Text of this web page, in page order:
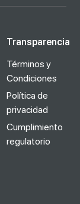
Transparencia
Términos y
Condiciones
Política de
privacidad
Cumplimiento
regulatorio